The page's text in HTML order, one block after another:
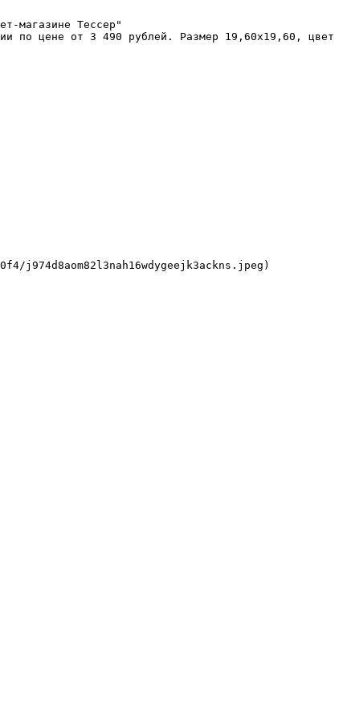
магазине Тессер"
по цене от 3 490 рублей. Размер 19,60x19,60, цвет
j974d8aom82l3nah16wdygeejk3ackns.jpeg)